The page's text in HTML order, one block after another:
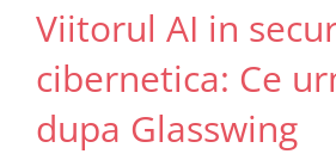
Viitorul AI in
cibernetica: Ce
dupa Glasswing